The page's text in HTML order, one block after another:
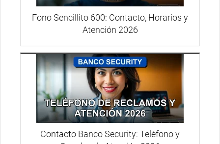
Fono Sencillito 600: Contacto, Horarios y
Atención 2026
Contacto Banco Security: Teléfono y